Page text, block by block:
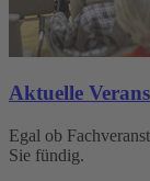
Aktuelle
Egal ob
Sie fündig.